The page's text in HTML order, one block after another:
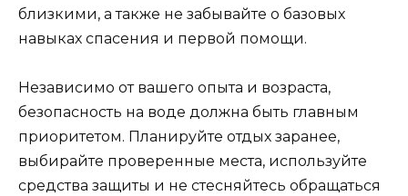
близкими, а также не забывайте о базовых
навыках спасения и первой помощи.
Независимо от вашего опыта и возраста,
безопасность на воде должна быть главным
приоритетом. Планируйте отдых заранее,
выбирайте проверенные места, используйте
средства защиты и не стесняйтесь обращаться